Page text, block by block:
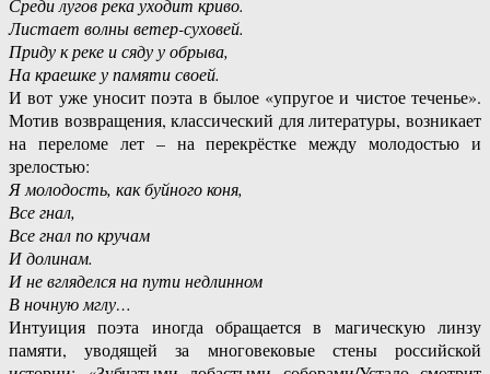
Среди лугов река уходит криво.
Листает волны ветер-суховей.
Приду к реке и сяду у обрыва,
На краешке у памяти своей.
И вот уже уносит поэта в былое «упругое и чистое теченье».
Мотив возвращения, классический для литературы, возникает
на переломе лет – на перекрёстке между молодостью и
зрелостью:
Я молодость, как буйного коня,
Все гнал,
Все гнал по кручам
И долинам.
И не вгляделся на пути недлинном
В ночную мглу…
Интуиция поэта иногда обращается в магическую линзу
памяти, уводящей за многовековые стены российской